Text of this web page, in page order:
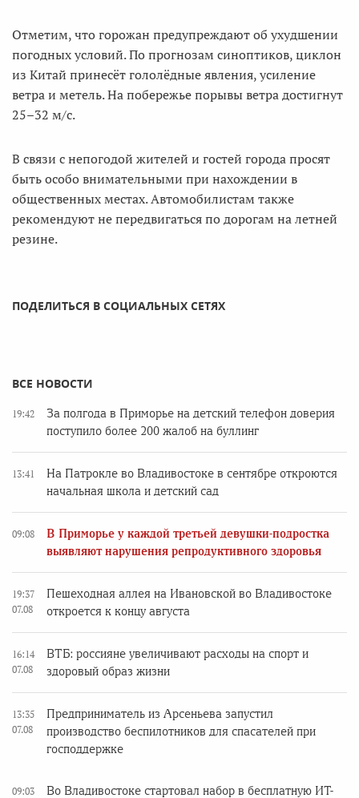
Отметим, что горожан предупреждают об ухудшении
погодных условий. По прогнозам синоптиков, циклон
из Китай принесёт гололёдные явления, усиление
ветра и метель. На побережье порывы ветра достигнут
25–32 м/с.
В связи с непогодой жителей и гостей города просят
быть особо внимательными при нахождении в
общественных местах. Автомобилистам также
рекомендуют не передвигаться по дорогам на летней
резине.
ПОДЕЛИТЬСЯ В СОЦИАЛЬНЫХ СЕТЯХ
ВСЕ НОВОСТИ
19:42
За полгода в Приморье на детский телефон доверия
поступило более 200 жалоб на буллинг
13:41
На Патрокле во Владивостоке в сентябре откроются
начальная школа и детский сад
09:08
В Приморье у каждой третьей девушки-подростка
выявляют нарушения репродуктивного здоровья
19:37
07.08
Пешеходная аллея на Ивановской во Владивостоке
откроется к концу августа
16:14
07.08
ВТБ: россияне увеличивают расходы на спорт и
здоровый образ жизни
13:35
07.08
Предприниматель из Арсеньева запустил
производство беспилотников для спасателей при
господдержке
09:03
Во Владивостоке стартовал набор в бесплатную ИТ-